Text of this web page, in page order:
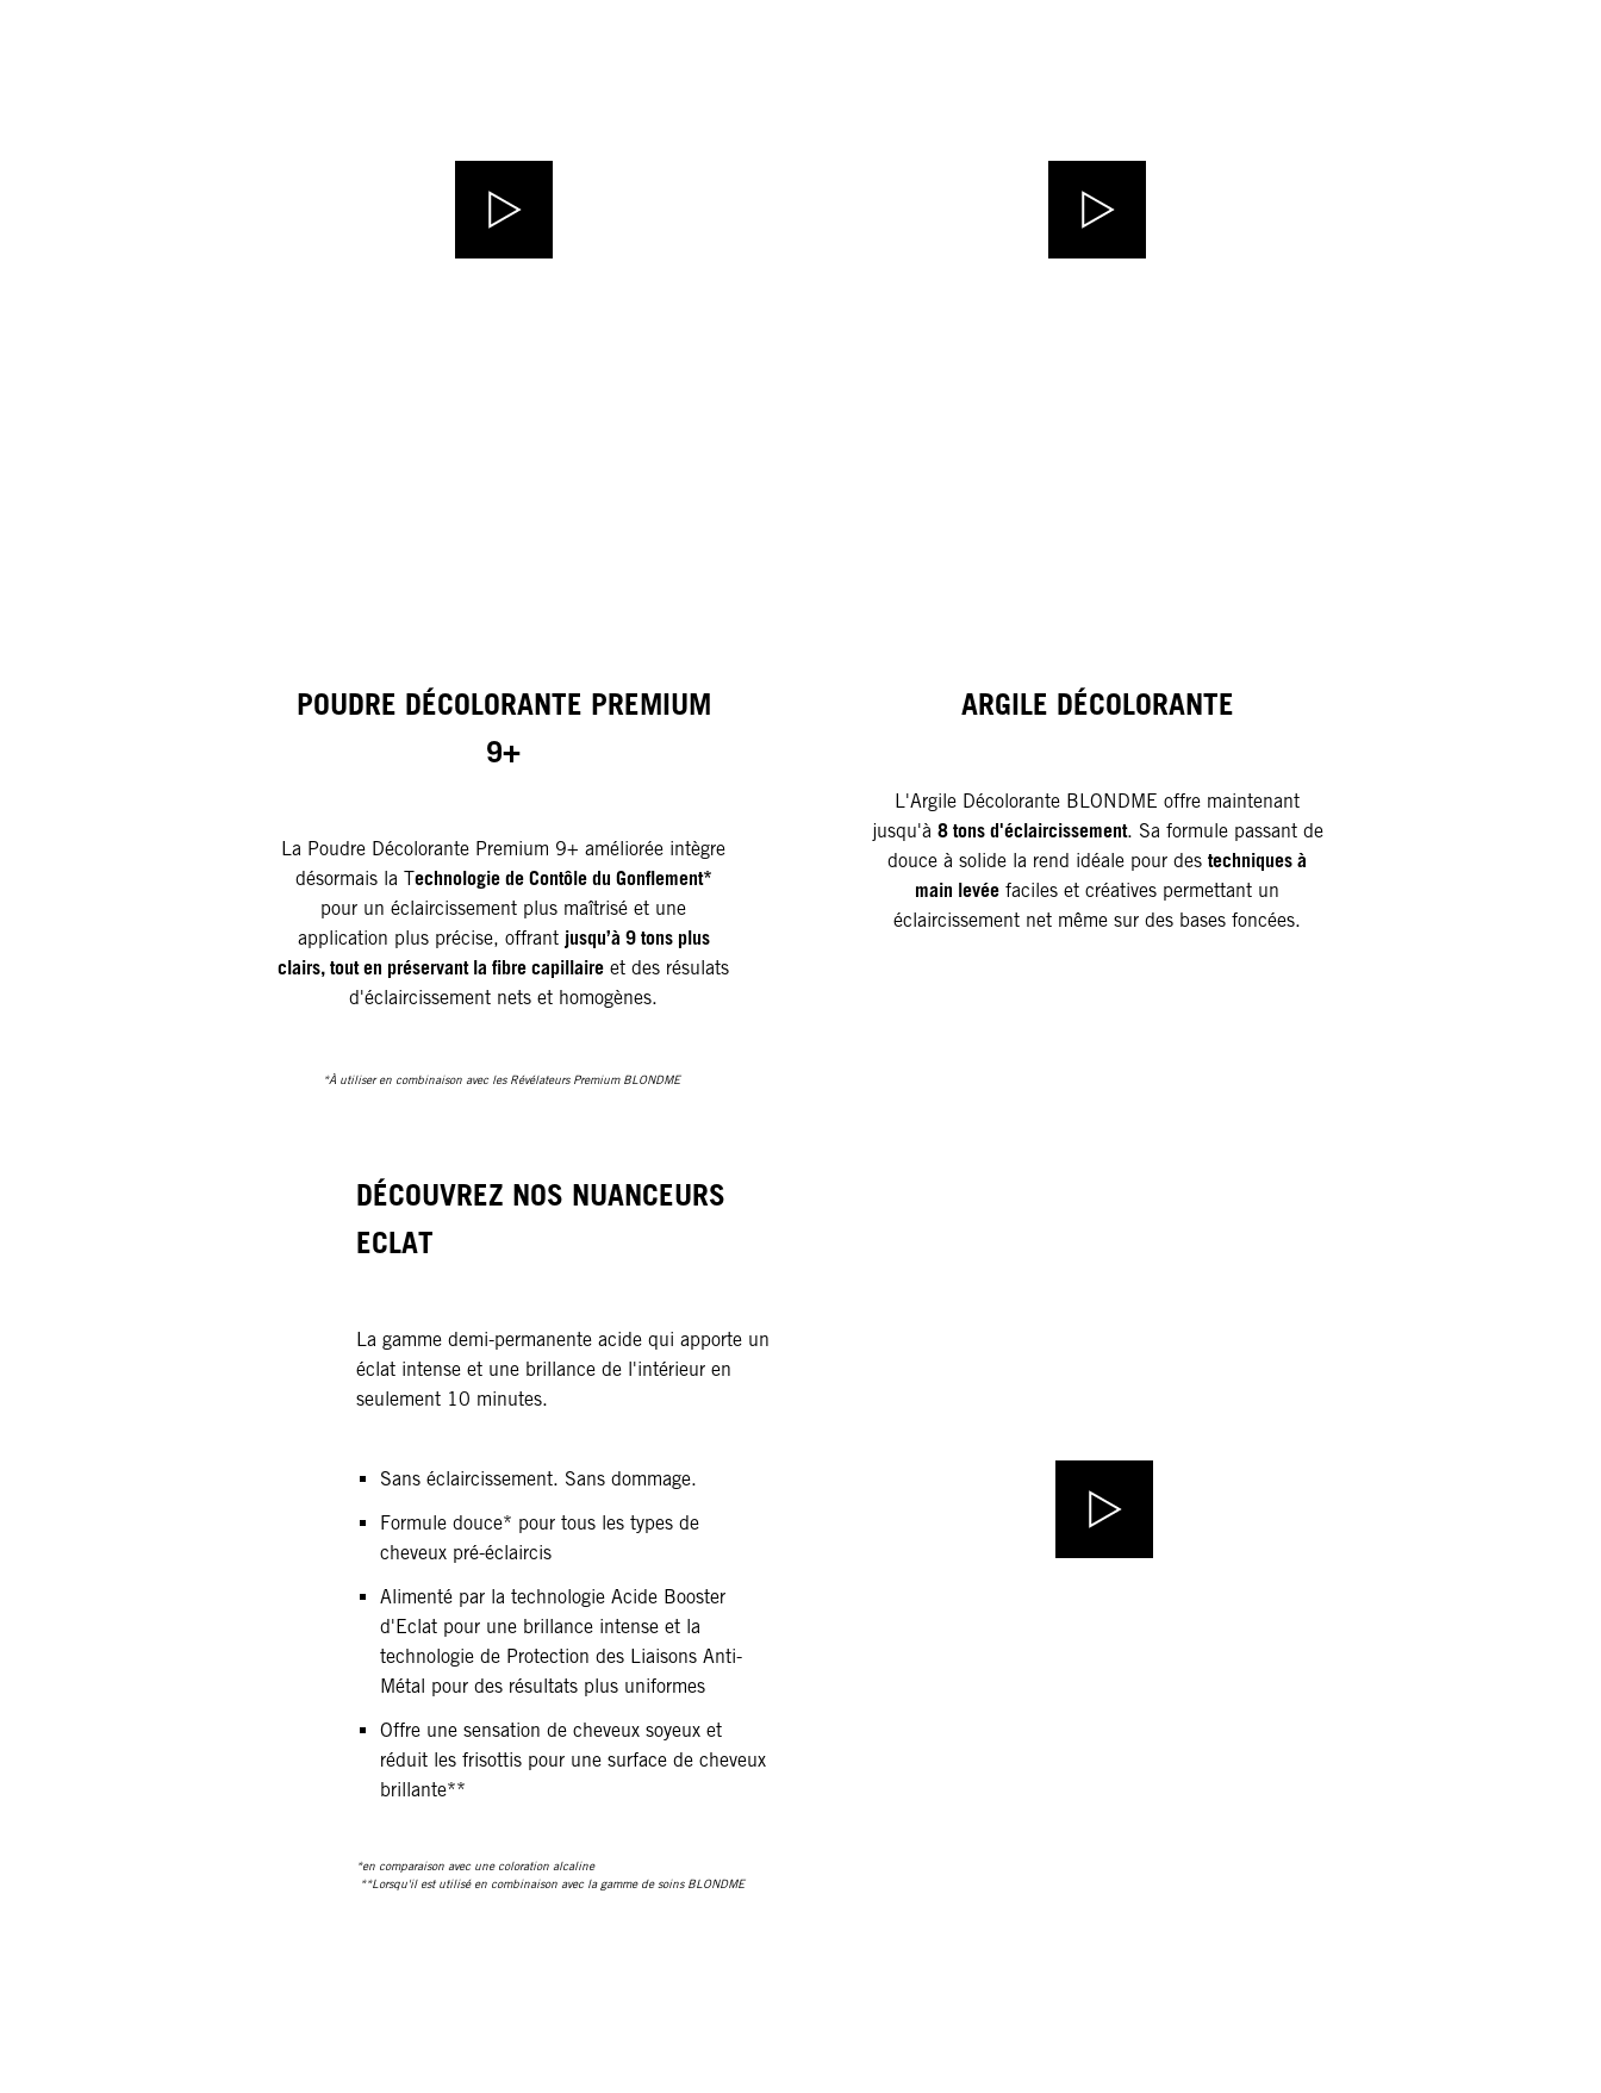
POUDRE DÉCOLORANTE PREMIUM
9+
La Poudre Décolorante Premium 9+ améliorée intègre
désormais la Technologie de Contôle du Gonflement*
pour un éclaircissement plus maîtrisé et une
application plus précise, offrant jusqu’à 9 tons plus
clairs, tout en préservant la fibre capillaire et des résulats
d'éclaircissement nets et homogènes.
*À utiliser en combinaison avec les Révélateurs Premium BLONDME
ARGILE DÉCOLORANTE
L'Argile Décolorante BLONDME offre maintenant
jusqu'à 8 tons d'éclaircissement. Sa formule passant de
douce à solide la rend idéale pour destechniques à
main levée faciles et créatives permettant un
éclaircissement net même sur des bases foncées.
DÉCOUVREZ NOS NUANCEURS
ECLAT
La gamme demi-permanente acide qui apporte un
éclat intense et une brillance de l'intérieur en
seulement 10 minutes.
Sans éclaircissement. Sans dommage.
Formule douce* pour tous les types de
cheveux pré-éclaircis
Alimenté par la technologie Acide Booster
d'Eclat pour une brillance intense et la
technologie de Protection des Liaisons Anti-
Métal pour des résultats plus uniformes
Offre une sensation de cheveux soyeux et
réduit les frisottis pour une surface de cheveux
brillante**
*en comparaison avec une coloration alcaline
**Lorsqu'il est utilisé en combinaison avec la gamme de soins BLONDME